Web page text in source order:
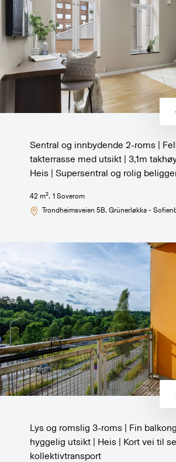
Sentral og innbydende 2-roms |
takterrasse med utsikt | 3,1m
Heis | Supersentral og rolig
42 m2, 1 Soverom
Trondheimsveien 5B, Grünerløkka -
Lys og romslig 3-roms | Fin
hyggelig utsikt | Heis | Kort vei til
kollektivtransport